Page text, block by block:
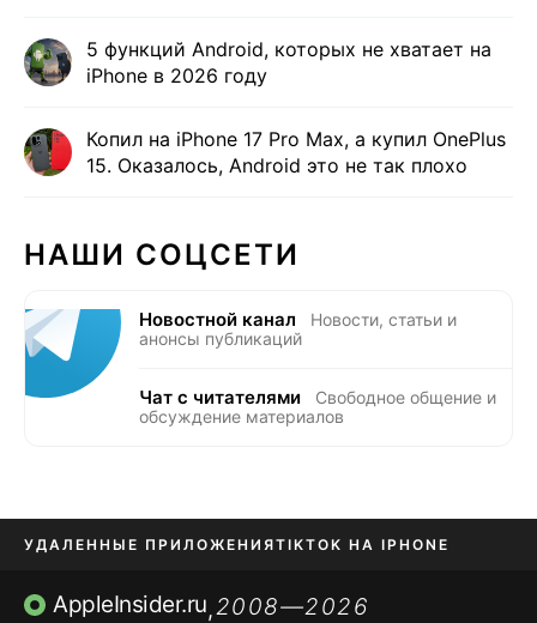
5 функций Android, которых не хватает на
iPhone в 2026 году
Копил на iPhone 17 Pro Max, а купил OnePlus
15. Оказалось, Android это не так плохо
НАШИ СОЦСЕТИ
Новостной канал
Новости, статьи и
анонсы публикаций
Чат с читателями
Свободное общение и
обсуждение материалов
УДАЛЕННЫЕ ПРИЛОЖЕНИЯTIKTOK НА IPHONE
ПРИЛОЖЕНИЯ БЕЗ APP STORE
AppleInsider.ru,2008—2026